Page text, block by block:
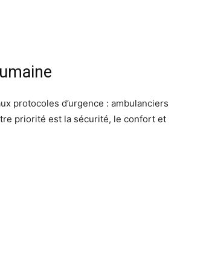
protocoles d’urgence : ambulanciers
priorité est la sécurité, le confort et